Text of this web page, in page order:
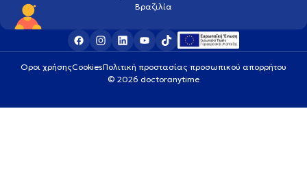
Βραζιλία
Οροι χρήσηςCookiesΠολιτική προστασίας προσωπικού απορρήτου
© 2026 doctoranytime